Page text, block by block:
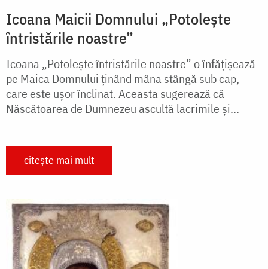
Icoana Maicii Domnului „Potolește
întristările noastre”
Icoana „Potolește întristările noastre” o înfățișează
pe Maica Domnului ținând mâna stângă sub cap,
care este ușor înclinat. Aceasta sugerează că
Născătoarea de Dumnezeu ascultă lacrimile și...
citește mai mult